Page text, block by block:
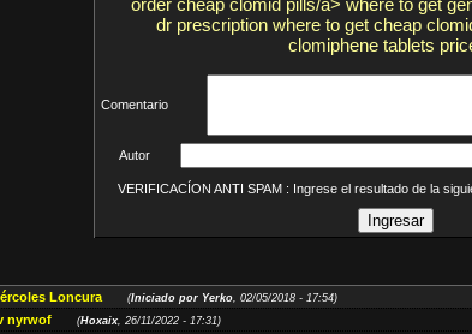
order cheap clomid pills/a> where to get
dr prescription where to get cheap
clomiphene tablets
Comentario
Autor
VERIFICACÍON ANTI SPAM : Ingrese el resultado de la
Loncura (Iniciado por Yerko, 02/05/2018 - 17:54)
nyrwof (Hoxaix, 26/11/2022 - 17:31)